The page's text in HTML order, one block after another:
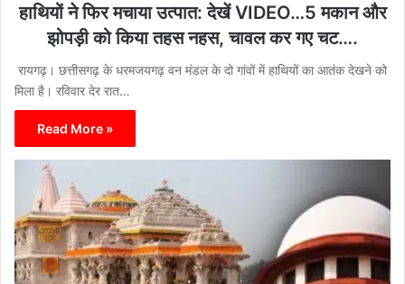
हाथियों ने फिर मचाया उत्पात: देखें VIDEO…5 मकान और
झोपड़ी को किया तहस नहस, चावल कर गए चट….
रायगढ़। छत्तीसगढ़ के धरमजयगढ़ वन मंडल के दो गांवों में हाथियों का आतंक देखने को
मिला है। रविवार देर रात…
Read More »